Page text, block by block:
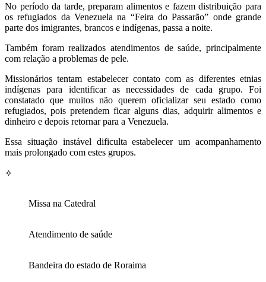
No período da tarde, preparam alimentos e fazem distribuição para
os refugiados da Venezuela na “Feira do Passarão” onde grande
parte dos imigrantes, brancos e indígenas, passa a noite.
Também foram realizados atendimentos de saúde, principalmente
com relação a problemas de pele.
Missionários tentam estabelecer contato com as diferentes etnias
indígenas para identificar as necessidades de cada grupo. Foi
constatado que muitos não querem oficializar seu estado como
refugiados, pois pretendem ficar alguns dias, adquirir alimentos e
dinheiro e depois retornar para a Venezuela.
Essa situação instável dificulta estabelecer um acompanhamento
mais prolongado com estes grupos.
⟢
Missa na Catedral
Atendimento de saúde
Bandeira do estado de Roraima